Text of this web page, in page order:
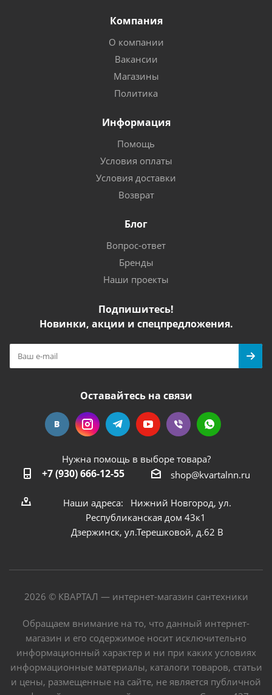
Компания
О компании
Вакансии
Магазины
Политика
Информация
Помощь
Условия оплаты
Условия доставки
Возврат
Блог
Вопрос-ответ
Бренды
Наши проекты
Подпишитесь!
Новинки, акции и спецпредложения.
Оставайтесь на связи
Нужна помощь в выборе товара?
+7 (930) 666-12-55 shop@kvartalnn.ru
Наши адреса: Нижний Новгород, ул.
Республиканская дом 43к1
Дзержинск, ул.Терешковой, д.62 В
2026 © КВАРТАЛ — интернет-магазин сантехники
Обращаем внимание на то, что данный интернет-
магазин и его содержимое носит исключительно
информационный характер и ни при каких условиях
информационные материалы, каталоги товаров, статьи
и цены, размещенные на сайте, не является публичной